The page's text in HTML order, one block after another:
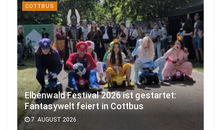
COTTBUS
Elbenwald Festival 2026 ist gestartet:
Fantasywelt feiert in Cottbus
7. AUGUST 2026